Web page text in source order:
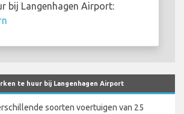
bij Langenhagen Airport:
te huur bij Langenhagen Airport
soorten voertuigen van 25